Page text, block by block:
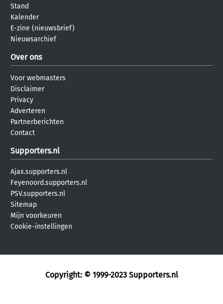
Stand
Kalender
E-zine (nieuwsbrief)
Nieuwsarchief
Over ons
Voor webmasters
Disclaimer
Privacy
Adverteren
Partnerberichten
Contact
Supporters.nl
Ajax.supporters.nl
Feyenoord.supporters.nl
PSV.supporters.nl
Sitemap
Mijn voorkeuren
Cookie-instellingen
Copyright: © 1999-2023 Supporters.nl